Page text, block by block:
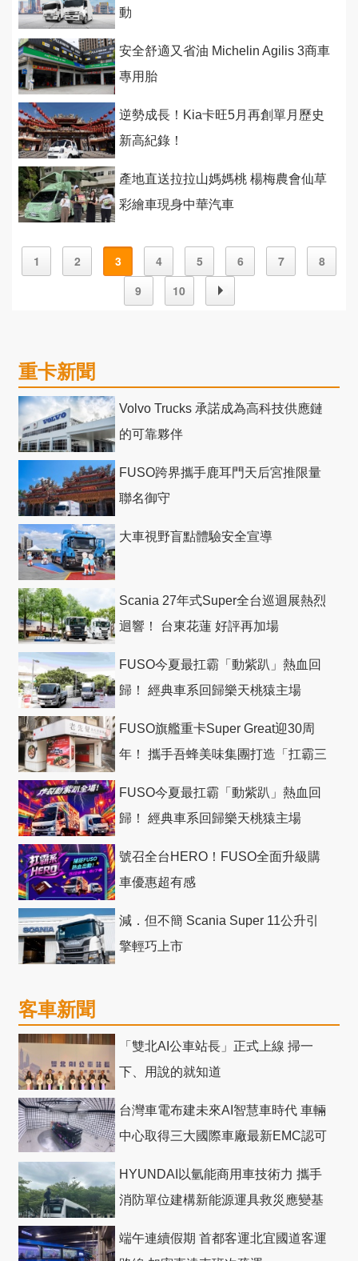
動
安全舒適又省油 Michelin Agilis 3商車
專用胎
逆勢成長！Kia卡旺5月再創單月歷史
新高紀錄！
產地直送拉拉山媽媽桃 楊梅農會仙草
彩繪車現身中華汽車
1 2 3 4 5 6 7
8
9
10
重卡新聞
Volvo Trucks 承諾成為高科技供應鏈
的可靠夥伴
FUSO跨界攜手鹿耳門天后宮推限量
聯名御守
大車視野盲點體驗安全宣導
Scania 27年式Super全台巡迴展熱烈
迴響！ 台東花蓮 好評再加場
FUSO今夏最扛霸「動紫趴」熱血回
歸！ 經典車系回歸樂天桃猿主場
FUSO旗艦重卡Super Great迎30周
年！ 攜手吾蜂美味集團打造「扛霸三
FUSO今夏最扛霸「動紫趴」熱血回
歸！ 經典車系回歸樂天桃猿主場
號召全台HERO！FUSO全面升級購
車優惠超有感
減．但不簡 Scania Super 11公升引
擎輕巧上市
客車新聞
「雙北AI公車站長」正式上線 掃一
下、用說的就知道
台灣車電布建未來AI智慧車時代 車輛
中心取得三大國際車廠最新EMC認可
HYUNDAI以氫能商用車技術力 攜手
消防單位建構新能源運具救災應變基
端午連續假期 首都客運北宜國道客運